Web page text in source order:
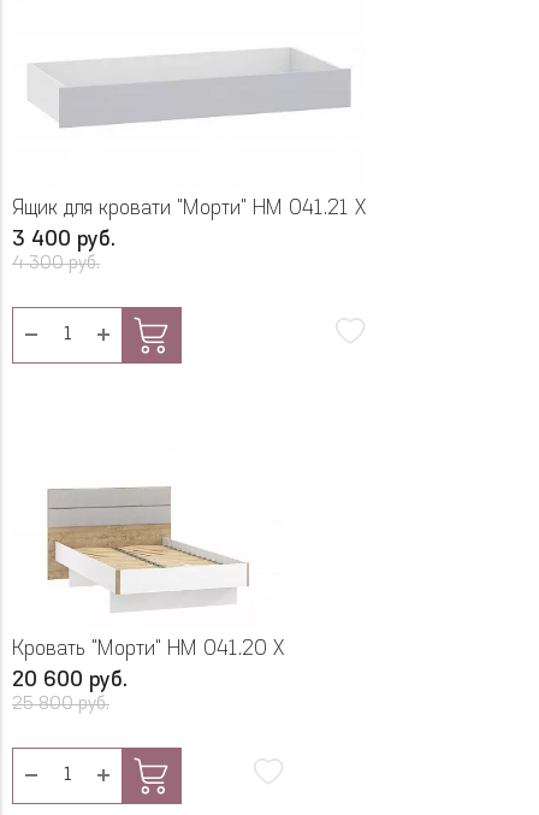
Ящик для кровати "Морти" НМ 041.21 Х
3 400 руб.
4 300 руб.
Кровать "Морти" НМ 041.20 Х
20 600 руб.
25 800 руб.